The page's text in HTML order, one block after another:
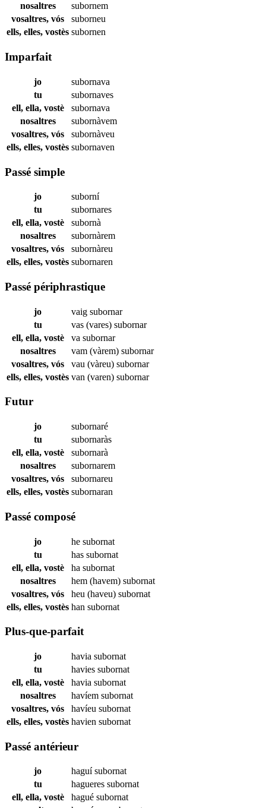
nosaltres
subornem
vosaltres, vós
suborneu
ells, elles, vostès subornen
Imparfait
jo
subornava
tu
subornaves
ell, ella, vostè
subornava
nosaltres
subornàvem
vosaltres, vós
subornàveu
ells, elles, vostès subornaven
Passé simple
jo
suborní
tu
subornares
ell, ella, vostè
subornà
nosaltres
subornàrem
vosaltres, vós
subornàreu
ells, elles, vostès subornaren
Passé périphrastique
jo vaig subornar
tu
vas (vares) subornar
ell, ella, vostè
va subornar
nosaltres
vam (vàrem) subornar
vosaltres, vós
vau (vàreu) subornar
ells, elles, vostès van (varen) subornar
Futur
jo
subornaré
tu
subornaràs
ell, ella, vostè
subornarà
nosaltres
subornarem
vosaltres, vós
subornareu
ells, elles, vostès subornaran
Passé composé
jo he subornat
tu
has subornat
ell, ella, vostè
ha subornat
nosaltres
hem (havem) subornat
vosaltres, vós
heu (haveu) subornat
ells, elles, vostès han subornat
Plus-que-parfait
jo havia subornat
tu
havies subornat
ell, ella, vostè
havia subornat
nosaltres
havíem subornat
vosaltres, vós
havíeu subornat
ells, elles, vostès havien subornat
Passé antérieur
jo haguísubornat
tu
hagueres subornat
ell, ella, vostè
hagué subornat